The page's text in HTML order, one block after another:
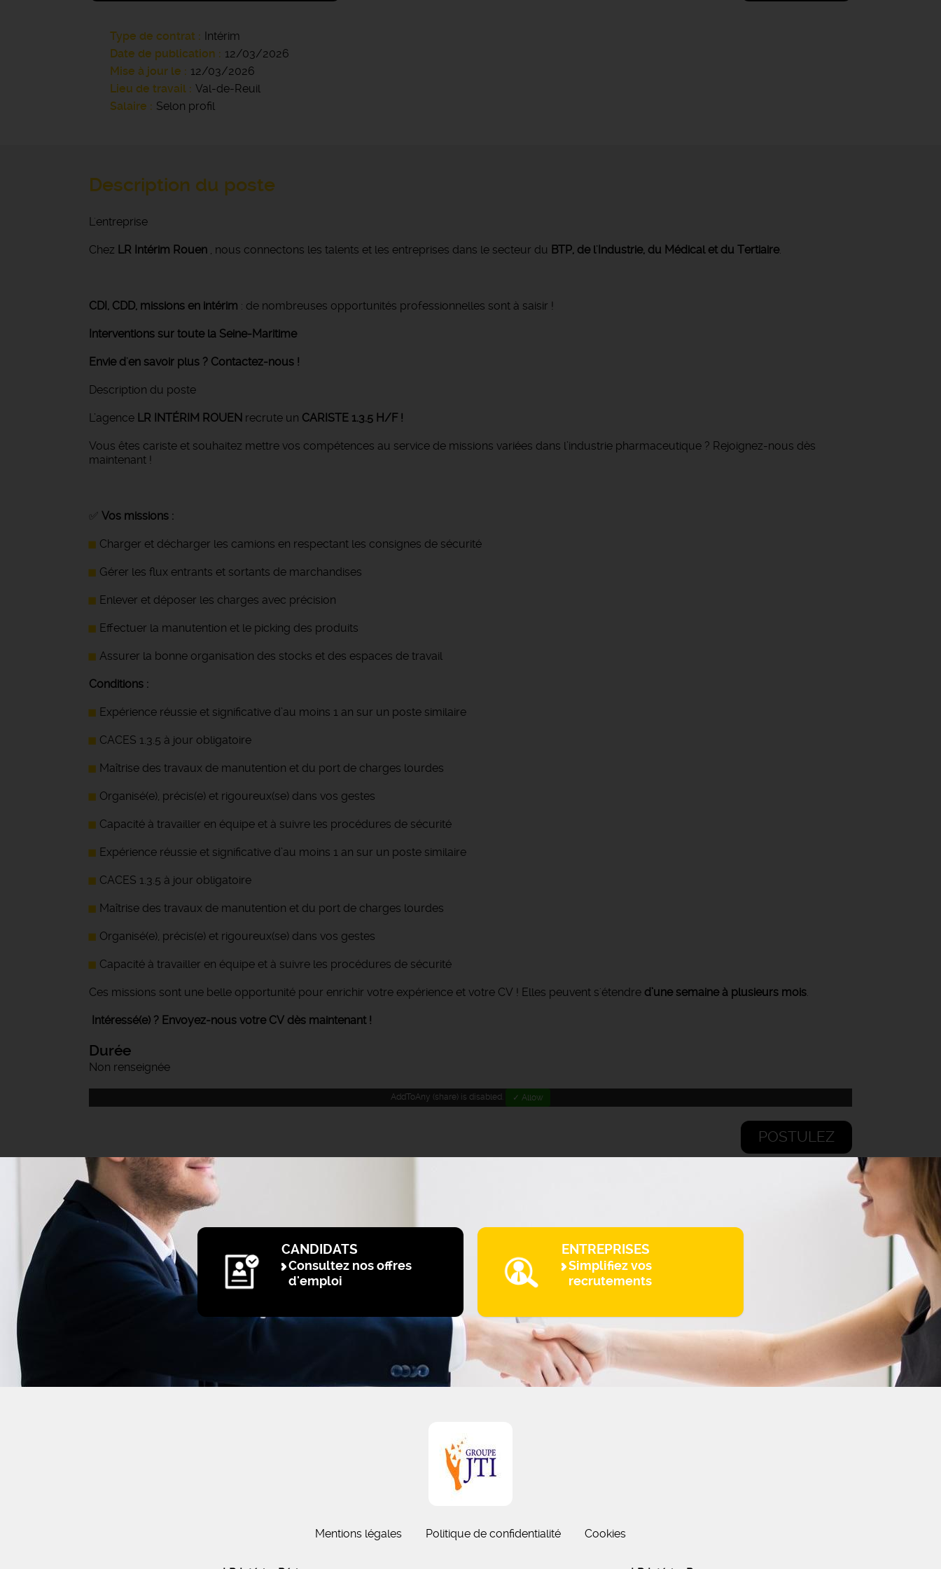
Type de contrat
Intérim
Date de publication
12/03/2026
Mise à jour le
12/03/2026
Lieu de travail
Val-de-Reuil
Salaire
Selon profil
Description du poste
L'entreprise
Chez LR Intérim Rouen , nous connectons les talents et les entreprises dans le secteur du BTP, de l'Industrie, du Médical et du Tertiaire.
CDI, CDD, missions en intérim : de nombreuses opportunités professionnelles sont à saisir !
Interventions sur toute la Seine-Maritime
Envie d'en savoir plus ? Contactez-nous !
Description du poste
L’agence LR INTÉRIM ROUEN recrute un CARISTE 1.3.5 H/F !
Vous êtes cariste et souhaitez mettre vos compétences au service de missions variées dans l’industrie pharmaceutique ? Rejoignez-nous dès
maintenant !
✅ Vos missions :
Charger et décharger les camions en respectant les consignes de sécurité
Gérer les flux entrants et sortants de marchandises
Enlever et déposer les charges avec précision
Effectuer la manutention et le picking des produits
Assurer la bonne organisation des stocks et des espaces de travail
Conditions :
Expérience réussie et significative d’au moins 1 an sur un poste similaire
CACES 1.3.5 à jour obligatoire
Maîtrise des travaux de manutention et du port de charges lourdes
Organisé(e), précis(e) et rigoureux(se) dans vos gestes
Capacité à travailler en équipe et à suivre les procédures de sécurité
Expérience réussie et significative d’au moins 1 an sur un poste similaire
CACES 1.3.5 à jour obligatoire
Maîtrise des travaux de manutention et du port de charges lourdes
Organisé(e), précis(e) et rigoureux(se) dans vos gestes
Capacité à travailler en équipe et à suivre les procédures de sécurité
Ces missions sont une belle opportunité pour enrichir votre expérience et votre CV ! Elles peuvent s'étendre d’une semaine à plusieurs mois.
Intéressé(e) ? Envoyez-nous votre CV dès maintenant !
Durée
Non renseignée
AddToAny (share) is disabled. ✓ Allow
POSTULEZ
CANDIDATS
Consultez nos offres
d'emploi
ENTREPRISES
Simplifiez vos
recrutements
Mentions légales Politique de confidentialité Cookies